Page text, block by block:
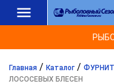
Главная / Каталог /
ЛОСОСЕВЫХ БЛЕСЕН